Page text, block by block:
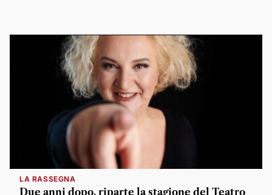
LA RASSEGNA
Due anni dopo, riparte la stagione del Teatro